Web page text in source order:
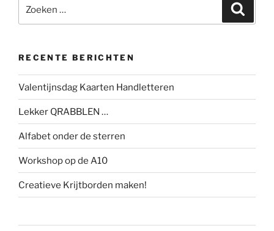
naar:
RECENTE BERICHTEN
Valentijnsdag Kaarten Handletteren
Lekker QRABBLEN …
Alfabet onder de sterren
Workshop op de A10
Creatieve Krijtborden maken!